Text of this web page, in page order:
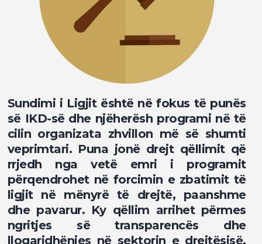
Sundimi i Ligjit është në fokus të punës
së IKD-së dhe njëherësh programi në të
cilin organizata zhvillon më së shumti
veprimtari. Puna jonë drejt qëllimit që
rrjedh nga vetë emri i programit
përqendrohet në forcimin e zbatimit të
ligjit në mënyrë të drejtë, paanshme
dhe pavarur. Ky qëllim arrihet përmes
ngritjes së transparencës dhe
llogaridhënies në sektorin e drejtësisë,